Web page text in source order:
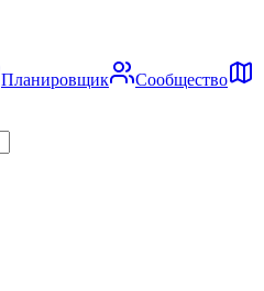
Планировщик
Сообщество